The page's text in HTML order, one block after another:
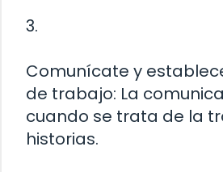
3.
Comunícate y
de trabajo: La
cuando se trata de la
historias.